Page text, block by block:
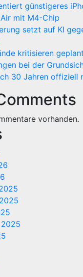
günstigeres
mit M4-Chip
setzt auf KI
kritisieren
bei der
30 Jahren offiziell
vorhanden.